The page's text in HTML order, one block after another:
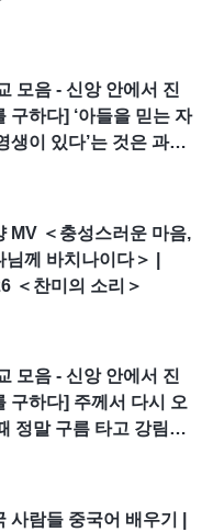
모음 - 신앙 안에서 진
구하다] ‘아들을 믿는 자
생이 있다’는 것은 과연
MV ＜충성스러운 마음,
님께 바치나이다＞ |
＜찬미의 소리＞
모음 - 신앙 안에서 진
구하다] 주께서 다시 오
정말 구름 타고 강림하
사람들 중국어 배우기 |